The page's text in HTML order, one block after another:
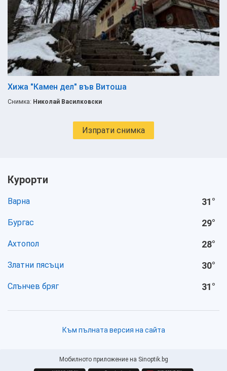
Хижа "Камен дел" във Витоша
Снимка: Николай Василковски
Изпрати снимка
Курорти
Варна 31°
Бургас 29°
Ахтопол 28°
Златни пясъци 30°
Слънчев бряг 31°
Към пълната версия на сайта
Мобилното приложение на Sinoptik.bg